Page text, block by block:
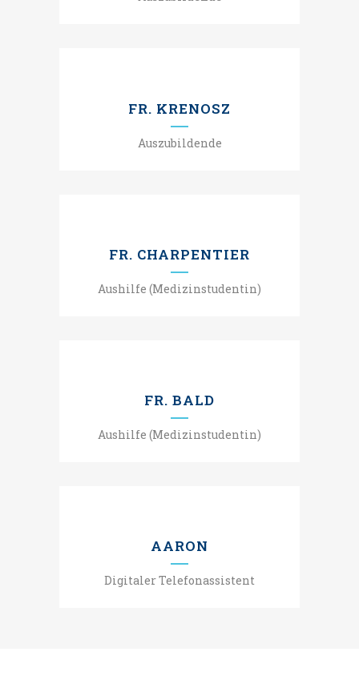
FR. KRENOSZ
Auszubildende
FR. CHARPENTIER
Aushilfe (Medizinstudentin)
FR. BALD
Aushilfe (Medizinstudentin)
AARON
Digitaler Telefonassistent